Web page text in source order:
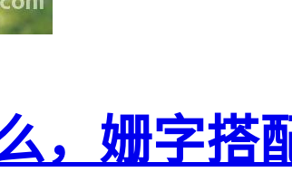
，姗字搭